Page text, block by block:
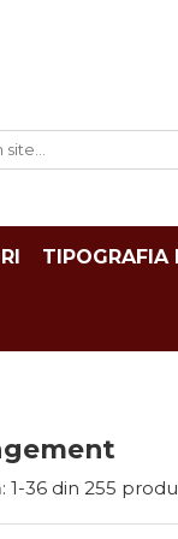
TIPOGRAFIA
1-36 din 255